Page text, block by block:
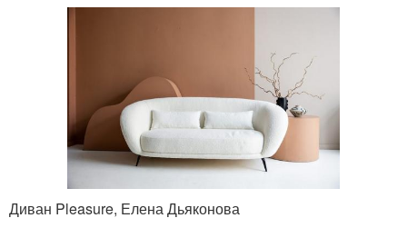
Диван Pleasure, Елена Дьяконова